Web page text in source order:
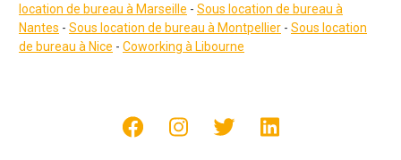
location de bureau à Marseille - Sous location de bureau à
Nantes - Sous location de bureau à Montpellier - Sous location
de bureau à Nice - Coworking à Libourne